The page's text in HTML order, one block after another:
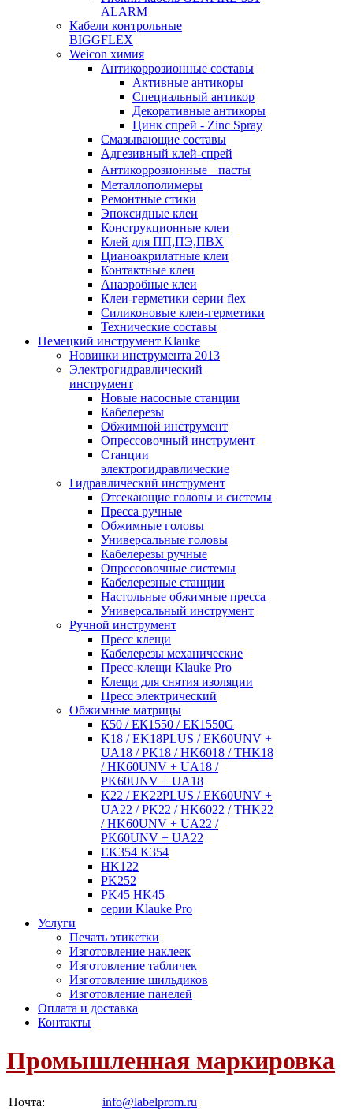
ALARM
Кабели контрольные
BIGGFLEX
Weicon химия
Антикоррозионные составы
Активные антикоры
Специальный антикор
Декоративные антикоры
Цинк спрей - Zinc Spray
Смазывающие составы
Адгезивный клей-спрей
Антикоррозионные пасты
Металлополимеры
Ремонтные стики
Эпоксидные клеи
Конструкционные клеи
Клей для ПП,ПЭ,ПВХ
Цианоакрилатные клеи
Контактные клеи
Анаэробные клеи
Клеи-герметики серии flex
Силиконовые клеи-герметики
Технические составы
Немецкий инструмент Klauke
Новинки инструмента 2013
Электрогидравлический
инструмент
Новые насосные станции
Кабелерезы
Обжимной инструмент
Опрессовочный инструмент
Станции
электрогидравлические
Гидравлический инструмент
Отсекающие головы и системы
Пресса ручные
Обжимные головы
Универсальные головы
Кабелерезы ручные
Опрессовочные системы
Кабелерезные станции
Настольные обжимные пресса
Универсальный инструмент
Ручной инструмент
Пресс клещи
Кабелерезы механические
Пресс-клещи Klauke Pro
Клещи для снятия изоляции
Пресс электрический
Обжимные матрицы
К50 / ЕК1550 / ЕК1550G
K18 / EK18PLUS / EK60UNV +
UA18 / PK18 / HK6018 / THK18
/ HK60UNV + UA18 /
PK60UNV + UA18
K22 / EK22PLUS / EK60UNV +
UA22 / PK22 / HK6022 / THK22
/ HK60UNV + UA22 /
PK60UNV + UA22
EK354 K354
HK122
PK252
PK45 HK45
серии Klauke Pro
Услуги
Печать этикетки
Изготовление наклеек
Изготовление табличек
Изготовление шильдиков
Изготовление панелей
Оплата и доставка
Контакты
Промышленная маркировка
Почта:
info@labelprom.ru